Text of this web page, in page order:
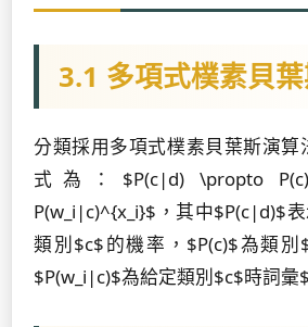
3.1 多項式樸素貝
分類採用多項式樸素貝葉斯演算
式為：$P(c|d) \propto P(c)
P(w_i|c)^{x_i}$，其中$P(c|d)$
類別$c$的機率，$P(c)$為類別
$P(w_i|c)$為給定類別$c$時詞彙